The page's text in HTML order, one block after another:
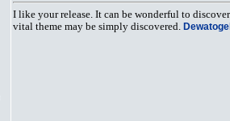
I like your release. It can be wonderful to
vital theme may be simply discovered.